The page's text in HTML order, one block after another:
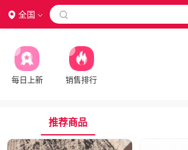
全国 
每日上新 销售排行
推荐商品